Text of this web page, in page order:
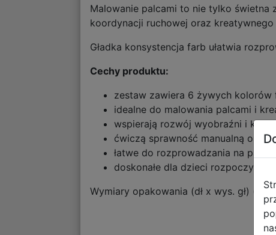
Malowanie palcami to nie tylko świetna
koordynacji ruchowej oraz kreatywnego
Gładka konsystencja farb ułatwia
Cechy produktu:
zestaw zawiera 6 żywych kolorów
idealne do malowania palcami i
wspierają rozwój wyobraźni i
ćwiczą sprawność manualną oraz
łatwe do rozprowadzania na
doskonałe dla dzieci
Wymiary opakowania (dł x wys. gł)